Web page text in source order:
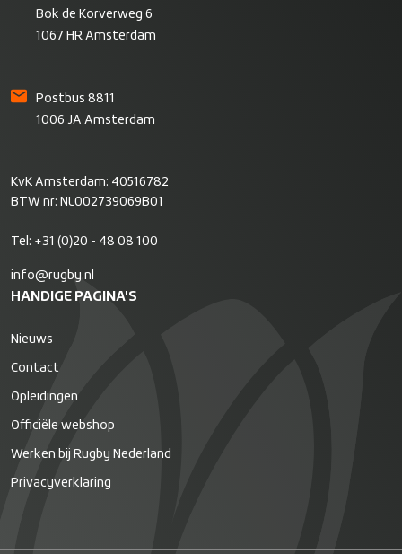
Bok de Korverweg 6
1067 HR Amsterdam
Postbus 8811
1006 JA Amsterdam
KvK Amsterdam: 40516782
BTW nr: NL002739069B01
Tel: +31 (0)20 - 48 08 100
info@rugby.nl
HANDIGE PAGINA'S
Nieuws
Contact
Opleidingen
Officiële webshop
Werken bij Rugby Nederland
Privacyverklaring